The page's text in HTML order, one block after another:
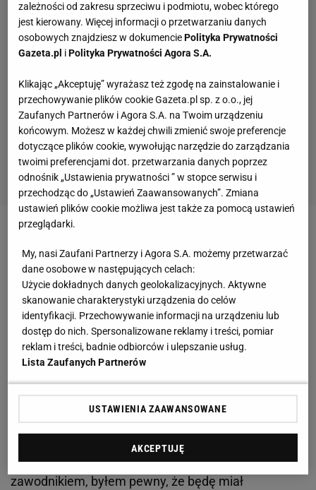
Kuleszy i Probierzu: Nie ma tej reprezentacji bez
opaski kapitańskiej Lewandowskiego
Kamil Grosicki podkreśla: To nie było uderzenie w
Roberta Lewandowskiego
Kiedy jeszcze nie wszystko było wiadome, Kamil
Grosicki był pytany o absencję Roberta
Lewandowskiego. W rozmowie z serwisem
pewno wiedząc, że Robert jest cały czas czynnym
zawodnikiem, byłem pewny, że będę miał
zależności od zakresu sprzeciwu i podmiotu, wobec którego
jest kierowany. Więcej informacji o przetwarzaniu danych
osobowych znajdziesz w dokumenciePolityka Prywatności
Gazeta.pl iPolityka Prywatności Agora S.A.
Klikając „Akceptuję” wyrażasz też zgodę na zainstalowanie i
przechowywanie plików cookie Gazeta.pl sp. z o.o., jej
Zaufanych Partnerów i Agora S.A. na Twoim urządzeniu
końcowym. Możesz w każdej chwili zmienić swoje preferencje
dotyczące plików cookie, wywołując narzędzie do zarządzania
twoimi preferencjami dot. przetwarzania danych poprzez
odnośnik „Ustawienia prywatności ” w stopce serwisu i
przechodząc do „Ustawień Zaawansowanych”. Zmiana
ustawień plików cookie możliwa jest także za pomocą ustawień
przeglądarki.
My, nasi Zaufani Partnerzy i Agora S.A. możemy przetwarzać
dane osobowe w następujących celach:
Użycie dokładnych danych geolokalizacyjnych. Aktywne
skanowanie charakterystyki urządzenia do celów
identyfikacji. Przechowywanie informacji na urządzeniu lub
dostęp do nich. Spersonalizowane reklamy i treści, pomiar
reklam i treści, badnie odbiorców i ulepszanie usług.
Lista Zaufanych Partnerów
USTAWIENIA ZAAWANSOWANE
AKCEPTUJĘ